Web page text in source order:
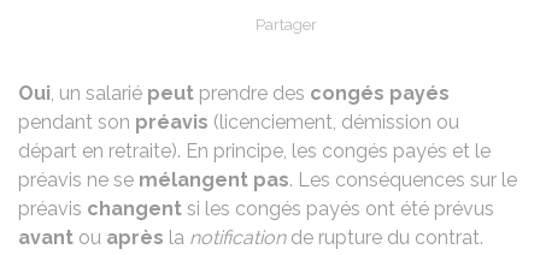
Partager
Oui, un salarié peut prendre des congés payés
pendant son préavis (licenciement, démission ou
départ en retraite). En principe, les congés payés et le
préavis ne se mélangent pas. Les conséquences sur le
préavis changent si les congés payés ont été prévus
avant ou après la notificationde rupture du contrat.